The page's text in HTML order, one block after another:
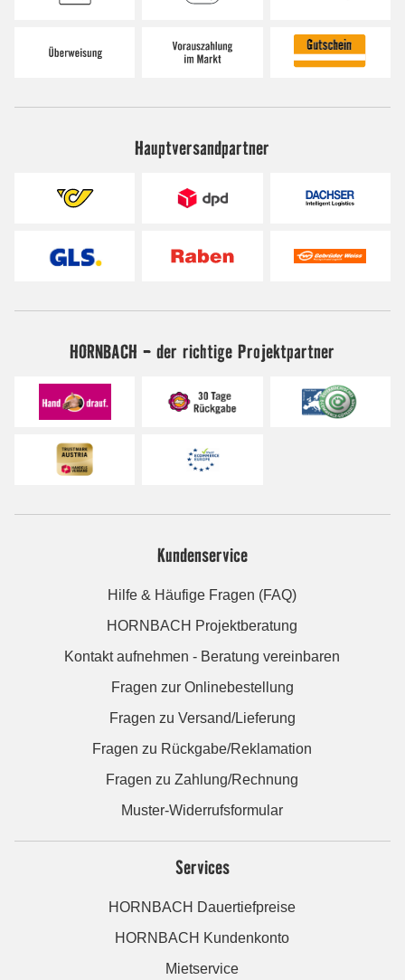
Hauptversandpartner
HORNBACH - der richtige Projektpartner
Kundenservice
Hilfe & Häufige Fragen (FAQ)
HORNBACH Projektberatung
Kontakt aufnehmen - Beratung vereinbaren
Fragen zur Onlinebestellung
Fragen zu Versand/Lieferung
Fragen zu Rückgabe/Reklamation
Fragen zu Zahlung/Rechnung
Muster-Widerrufsformular
Services
HORNBACH Dauertiefpreise
HORNBACH Kundenkonto
Mietservice